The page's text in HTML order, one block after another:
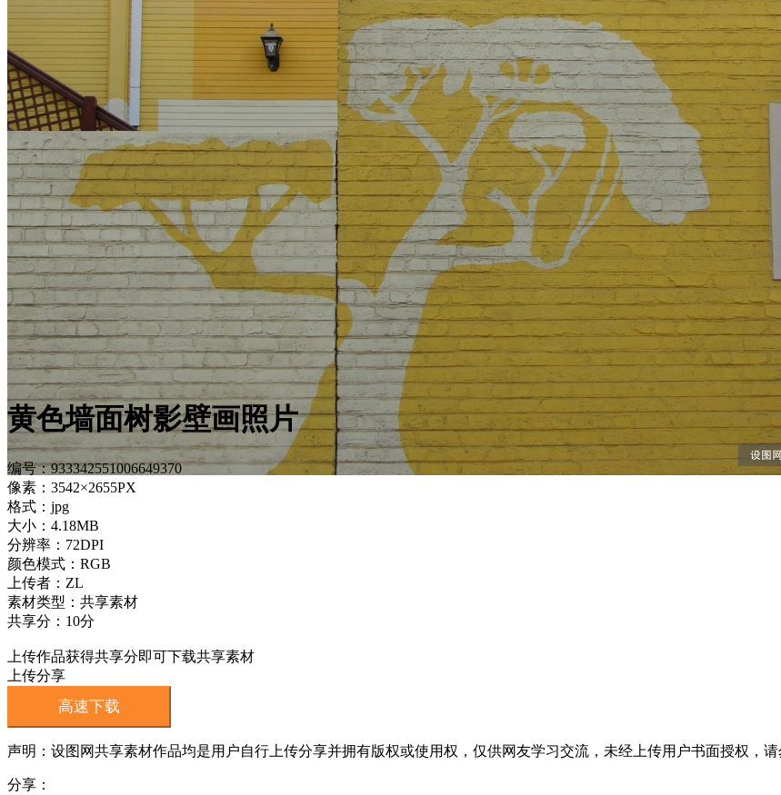
黄色墙面树影壁画照片
编号：933342551006649370
像素：3542×2655PX
格式：jpg
大小：4.18MB
分辨率：72DPI
颜色模式：RGB
上传者：ZL
素材类型：共享素材
共享分：10分
上传作品获得共享分即可下载共享素材
上传分享
高速下载
声明：设图网共享素材作品均是用户自行上传分享并拥有版权或使用权，仅供网友学习交流，未经上传用户书面授权，请
分享：